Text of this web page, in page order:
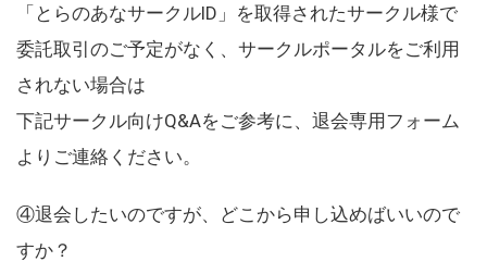
「とらのあなサークルID」を取得されたサークル様で
委託取引のご予定がなく、サークルポータルをご利用
されない場合は
下記サークル向けQ&Aをご参考に、退会専用フォーム
よりご連絡ください。
④退会したいのですが、どこから申し込めばいいので
すか？